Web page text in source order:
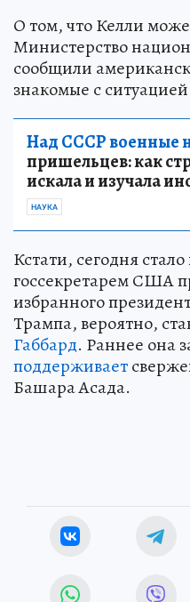
О том, что Келли
Министерство
сообщили
знакомые с
Над СССР военные
пришельцев: как
искала и изучала
НАУКА
Кстати, сегодня
госсекретарем США
избранного
Трампа, вероятно,
Габбард. Раннее она
поддерживает
Башара Асада.